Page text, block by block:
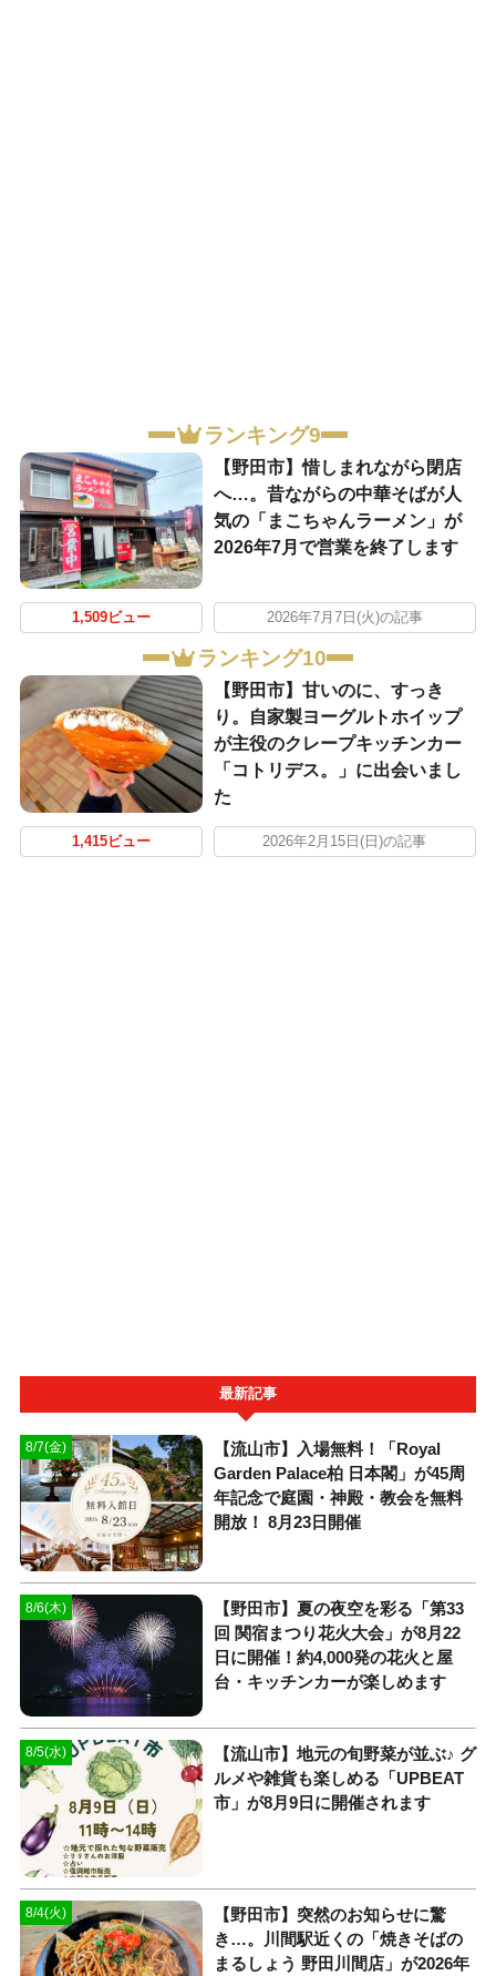
ランキング9
【野田市】惜しまれながら閉店
へ…。昔ながらの中華そばが人
気の「まこちゃんラーメン」が
2026年7月で営業を終了します
1,509ビュー 2026年7月7日(火)の記事
ランキング10
【野田市】甘いのに、すっき
り。自家製ヨーグルトホイップ
が主役のクレープキッチンカー
「コトリデス。」に出会いまし
た
1,415ビュー 2026年2月15日(日)の記事
最新記事
8/7(金)
【流山市】入場無料！「Royal
Garden Palace柏 日本閣」が45周
年記念で庭園・神殿・教会を無料
開放！ 8月23日開催
8/6(木)
【野田市】夏の夜空を彩る「第33
回 関宿まつり花火大会」が8月22
日に開催！約4,000発の花火と屋
台・キッチンカーが楽しめます
8/5(水)
【流山市】地元の旬野菜が並ぶ♪ グ
ルメや雑貨も楽しめる「UPBEAT
市」が8月9日に開催されます
8/4(火)
【野田市】突然のお知らせに驚
き…。川間駅近くの「焼きそばの
まるしょう 野田川間店」が2026年